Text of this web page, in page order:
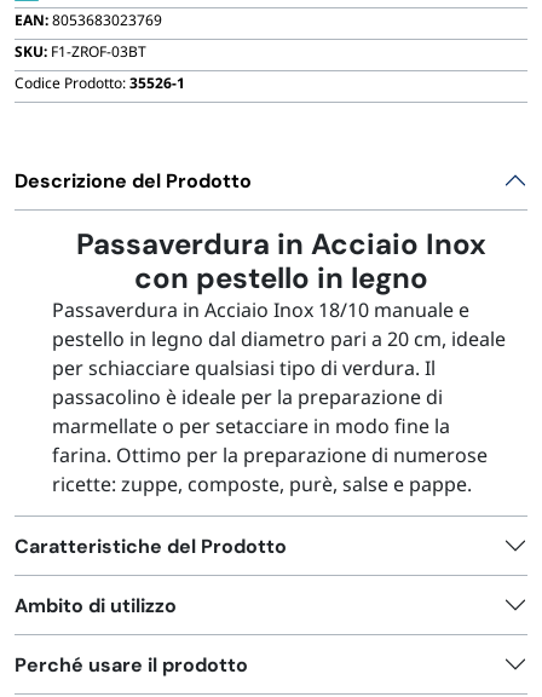
PET
PARTY
FORNITURE SETTORE HO.RE.CA
BIODEGRADABILE
EAN:8053683023769
SKU: F1-ZROF-03BT
Codice Prodotto:35526-1
Descrizione del Prodotto
Passaverdura in Acciaio Inox
con pestello in legno
Passaverdura in Acciaio Inox 18/10 manuale e
pestello in legno dal diametro pari a 20 cm, ideale
per schiacciare qualsiasi tipo di verdura. Il
passacolino è ideale per la preparazione di
marmellate o per setacciare in modo fine la
farina. Ottimo per la preparazione di numerose
ricette: zuppe, composte, purè, salse e pappe.
Caratteristiche del Prodotto
Ambito di utilizzo
Perché usare il prodotto